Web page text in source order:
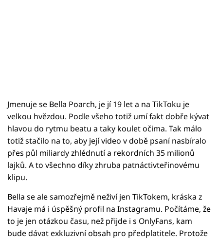
Jmenuje se Bella Poarch, je jí 19 let a na TikToku je
velkou hvězdou. Podle všeho totiž umí fakt dobře kývat
hlavou do rytmu beatu a taky koulet očima. Tak málo
totiž stačilo na to, aby její video v době psaní nasbíralo
přes půl miliardy zhlédnutí a rekordních 35 milionů
lajků. A to všechno díky zhruba patnáctivteřinovému
klipu.
Bella se ale samozřejmě neživí jen TikTokem, kráska z
Havaje má i úspěšný profil na Instagramu. Počítáme, že
to je jen otázkou času, než přijde i s OnlyFans, kam
bude dávat exkluzivní obsah pro předplatitele. Protože